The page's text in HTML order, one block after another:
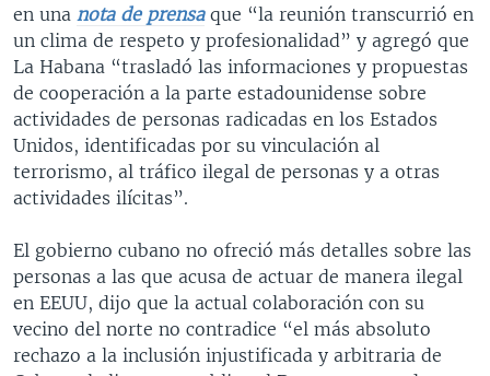
en una nota de prensaque “la reunión transcurrió en
un clima de respeto y profesionalidad” y agregó que
La Habana “trasladó las informaciones y propuestas
de cooperación a la parte estadounidense sobre
actividades de personas radicadas en los Estados
Unidos, identificadas por su vinculación al
terrorismo, al tráfico ilegal de personas y a otras
actividades ilícitas”.
El gobierno cubano no ofreció más detalles sobre las
personas a las que acusa de actuar de manera ilegal
en EEUU, dijo que la actual colaboración con su
vecino del norte no contradice “el más absoluto
rechazo a la inclusión injustificada y arbitraria de